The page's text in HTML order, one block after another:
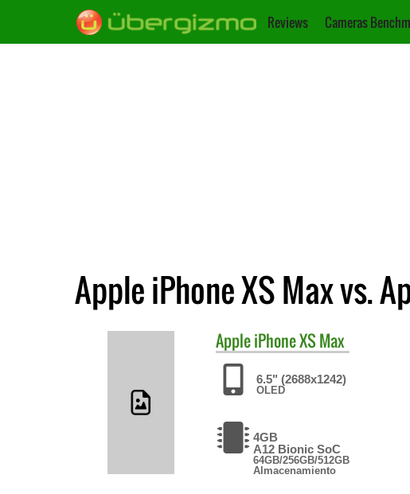
Reviews Cameras
Apple iPhone XS Max vs.
AppleiPhone XS Max
6.5" (2688x1242)
OLED
4GB
A12 Bionic SoC
64GB/256GB/512GB
Almacenamiento